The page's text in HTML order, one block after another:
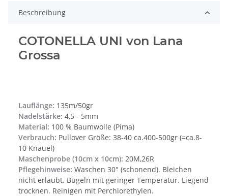
Beschreibung
COTONELLA UNI von Lana
Grossa
Lauflänge: 135m/50gr
Nadelstärke: 4,5 - 5mm
Material: 100 % Baumwolle (Pima)
Verbrauch: Pullover Größe: 38-40 ca.400-500gr (=ca.8-
10 Knäuel)
Maschenprobe (10cm x 10cm): 20M,26R
Pflegehinweise: Waschen 30° (schonend). Bleichen
nicht erlaubt. Bügeln mit geringer Temperatur. Liegend
trocknen. Reinigen mit Perchlorethylen.